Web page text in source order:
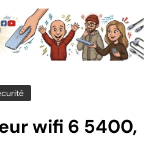
wifi 6 5400,